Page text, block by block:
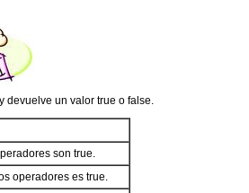
devuelve un valor true o false.
son true.
operadores es true.